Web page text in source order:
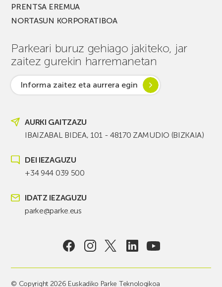
PRENTSA EREMUA
NORTASUN KORPORATIBOA
Parkeari buruz gehiago jakiteko, jar
zaitez gurekin harremanetan
Informa zaitez eta aurrera egin
AURKI GAITZAZU
IBAIZABAL BIDEA, 101 - 48170 ZAMUDIO (BIZKAIA)
DEI IEZAGUZU
+34 944 039 500
IDATZ IEZAGUZU
parke@parke.eus
© Copyright 2026 Euskadiko Parke Teknologikoa